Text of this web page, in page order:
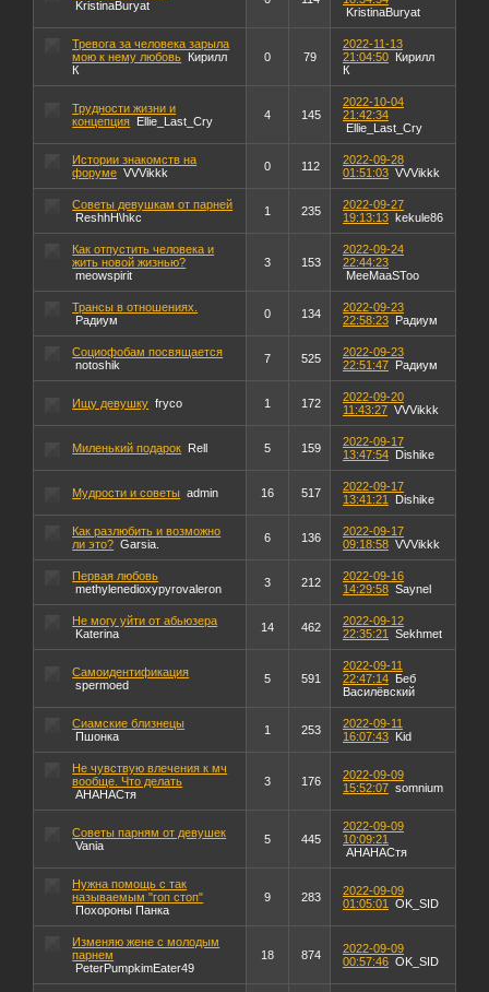
KristinaBuryat
KristinaBuryat
Тревога за человека зарыла
мою к нему любовь
Кирилл
К
0 79
2022-11-13
21:04:50
Кирилл
К
Трудности жизни и
концепция
Ellie_Last_Cry 4 145
2022-10-04
21:42:34
Ellie_Last_Cry
Истории знакомств на
форуме VVVikkk 0 112
2022-09-28
01:51:03 VVVikkk
Советы девушкам от парней
ReshhH\hkc
1 235
2022-09-27
19:13:13 kekule86
Как отпустить человека и
жить новой жизнью?
meowspirit
3 153
2022-09-24
22:44:23
MeeMaaSToo
Трансы в отношениях.
Радиум
0 134
2022-09-23
22:58:23
Радиум
Социофобам посвящается
notoshik
7 525
2022-09-23
22:51:47
Радиум
Ищу девушку fryco 1 172
2022-09-20
11:43:27 VVVikkk
Миленький подарок Rell 5 159
2022-09-17
13:47:54
Dishike
Мудрости и советы admin 16 517
2022-09-17
13:41:21
Dishike
Как разлюбить и возможно
ли это? Garsia. 6 136
2022-09-17
09:18:58 VVVikkk
Первая любовь
methylenedioxypyrovaleron
3 212
2022-09-16
14:29:58 Saynel
Не могу уйти от абьюзера
Katerina
14 462
2022-09-12
22:35:21
Sekhmet
Самоидентификация
spermoed
5 591
2022-09-11
22:47:14
Беб
Василёвский
Сиамские близнецы
Пшонка
1 253
2022-09-11
16:07:43
Kid
Не чувствую влечения к мч
вообще. Что делать
АНАНАСтя
3 176
2022-09-09
15:52:07 somnium
Советы парням от девушек
Vania
5 445
2022-09-09
10:09:21
АНАНАСтя
Нужна помощь с так
называемым "гоп стоп"
Похороны Панка
9 283
2022-09-09
01:05:01
OK_SID
Изменяю жене с молодым
парнем
PeterPumpkimEater49
18 874
2022-09-09
00:57:46 OK_SID